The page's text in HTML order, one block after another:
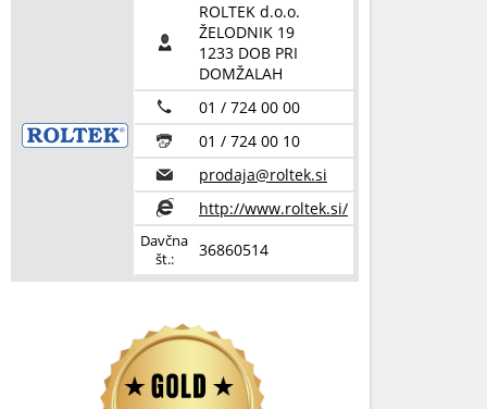
ROLTEK d.o.o.
ŽELODNIK 19
1233 DOB PRI
DOMŽALAH
01 / 724 00 00
01 / 724 00 10
prodaja@roltek.si
http://www.roltek.si/
Davčna
št.:
36860514